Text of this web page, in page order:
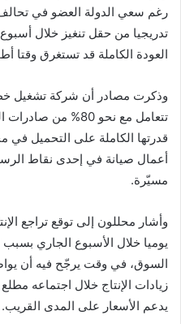
رغم سعي الدولة العضو في
تدريجيا من حقل تنغيز خلال
العودة الكاملة قد تستغرق وقتا
وذكرت مصادر أن شركة تشغيل
تتعامل مع نحو 80%
قدرتها الكاملة على التحميل في
أعمال صيانة في إحدى نقاط
مسيّرة.
وأشار محللون إلى توقع تراجع
يوميا خلال الأسبوع الجاري
السوق، في وقت يرجّح فيه أن
زيادات الإنتاج خلال اجتماعه
يدعم الأسعار على المدى القريب.